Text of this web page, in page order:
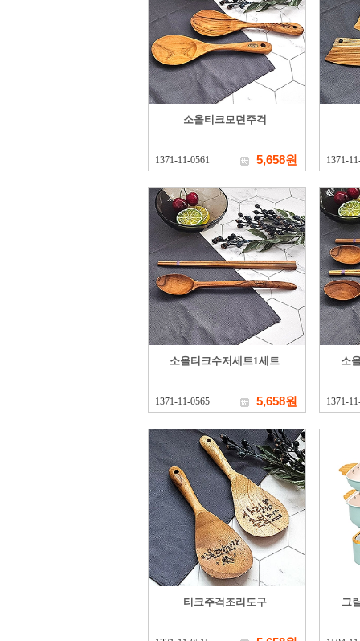
소올티크모던주걱
1371-11-0561 5,658원 1371-
소올티크수저세트1세트
1371-11-0565 5,658원
소
1371-
티크주걱조리도구 그